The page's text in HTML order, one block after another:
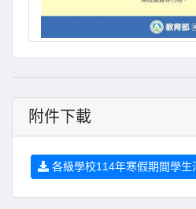
附件下載
各級學校114年寒假期間學